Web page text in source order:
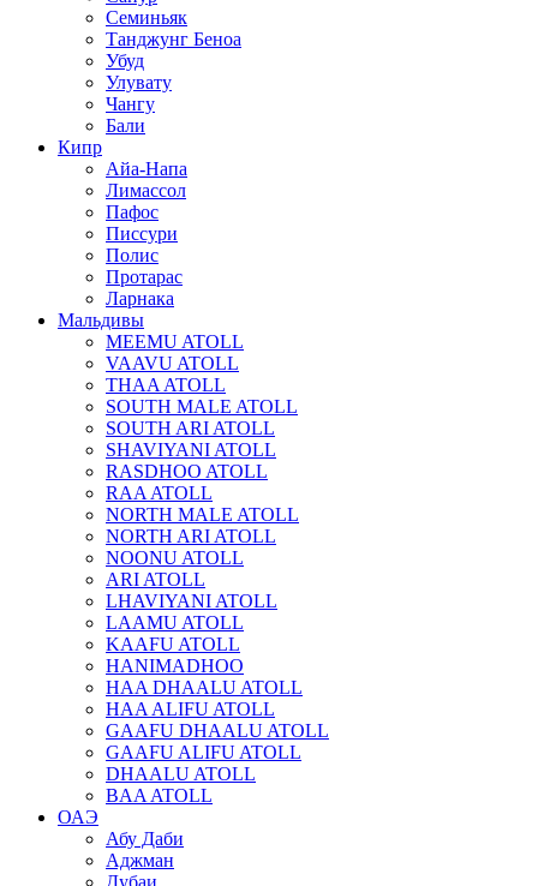
Семиньяк
Танджунг Беноа
Убуд
Улувату
Чангу
Бали
Кипр
Айа-Напа
Лимассол
Пафос
Писсури
Полис
Протарас
Ларнака
Мальдивы
MEEMU ATOLL
VAAVU ATOLL
THAA ATOLL
SOUTH MALE ATOLL
SOUTH ARI ATOLL
SHAVIYANI ATOLL
RASDHOO ATOLL
RAA ATOLL
NORTH MALE ATOLL
NORTH ARI ATOLL
NOONU ATOLL
ARI ATOLL
LHAVIYANI ATOLL
LAAMU ATOLL
KAAFU ATOLL
HANIMADHOO
HAA DHAALU ATOLL
HAA ALIFU ATOLL
GAAFU DHAALU ATOLL
GAAFU ALIFU ATOLL
DHAALU ATOLL
BAA ATOLL
ОАЭ
Абу Даби
Аджман
Дубаи